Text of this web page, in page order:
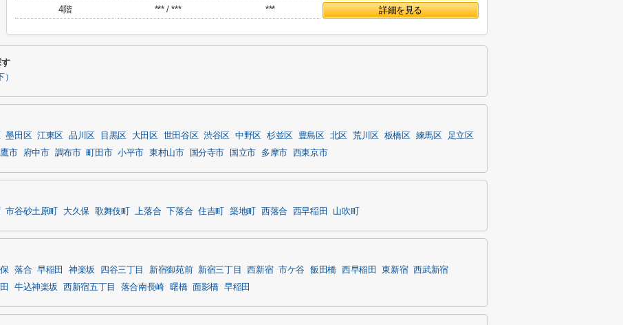
4階
*** / *** *** 詳細を見る
墨田区 江東区 品川区 目黒区 大田区 世田谷区 渋谷区 中野区 杉並区 豊島区 北区 荒川区 板橋区 練馬区
足立区
市 府中市 調布市 町田市 小平市 東村山市 国分寺市 国立市 多摩市 西東京市
市谷砂土原町 大久保 歌舞伎町 上落合 下落合 住吉町 築地町 西落合 西早稲田 山吹町
落合 早稲田 神楽坂 四谷三丁目 新宿御苑前 新宿三丁目 西新宿 市ケ谷 飯田橋 西早稲田 東新宿
西武新宿
牛込神楽坂 西新宿五丁目 落合南長崎 曙橋 面影橋 早稲田